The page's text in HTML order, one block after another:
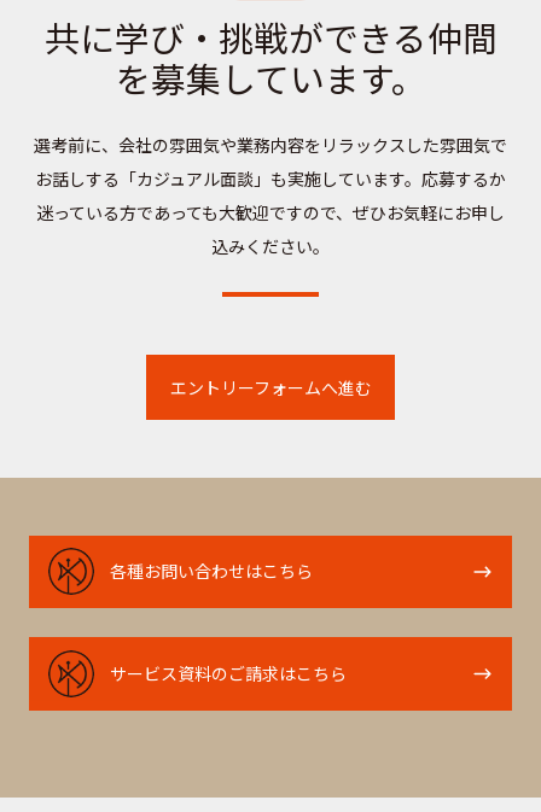
共に学び・挑戦ができる仲間
を募集しています。
選考前に、会社の雰囲気や業務内容をリラックスした雰囲気で
お話しする「カジュアル面談」も実施しています。応募するか
迷っている方であっても大歓迎ですので、ぜひお気軽にお申し
込みください。
エントリーフォームへ進む
各種お問い合わせはこちら
サービス資料のご請求はこちら